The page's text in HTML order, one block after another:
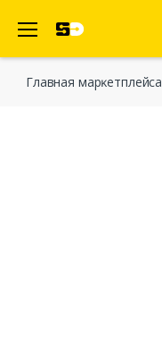
Главная марĸетплейса